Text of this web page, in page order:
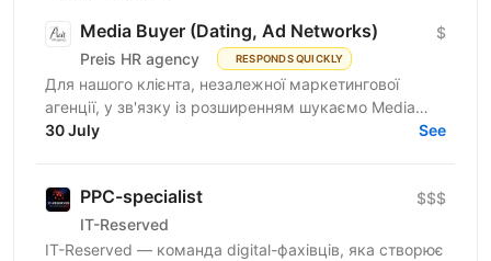
Media Buyer (Dating, Ad Networks)
Preis HR agency RESPONDS QUICKLY
$
Для нашого клієнта, незалежної маркетингової
агенції, у зв'язку із розширенням шукаємо Media
Buyer (Dating, Ad Networks) з можливістю
30 July See
PPC-specialist
IT-Reserved
$$$
IT-Reserved — команда digital-фахівців, яка створює